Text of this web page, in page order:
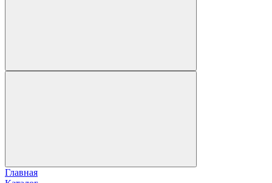
Главная